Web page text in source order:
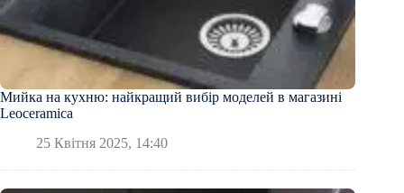
Мийка на кухню: найкращий вибір моделей в магазині
Leoceramica
25 Квітня 2025, 14:40